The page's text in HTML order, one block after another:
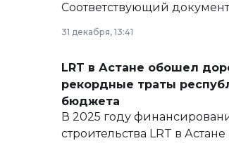
Соответствующий
базе нормативных
сайте маслихат города.
31 декабря, 13:41
LRT в Астане обошел
рекордные траты
бюджета
В 2025 году
строительства LRT в Астане